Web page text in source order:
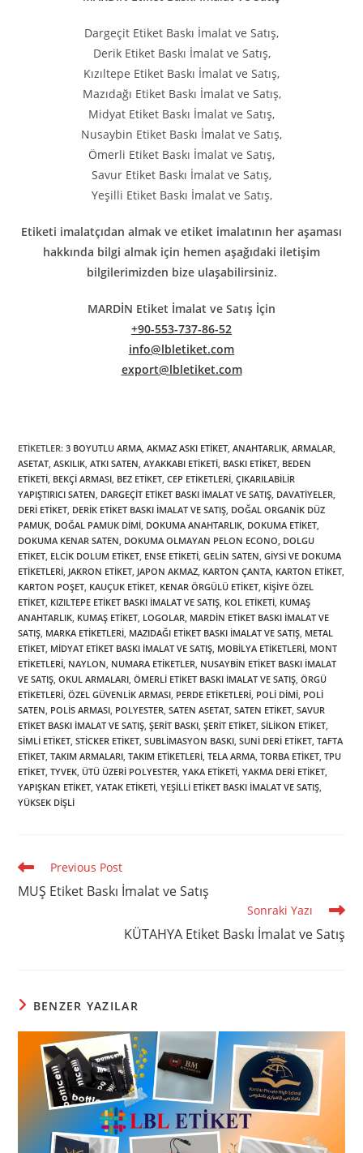
Dargeçit Etiket Baskı İmalat ve Satış,
Derik Etiket Baskı İmalat ve Satış,
Kızıltepe Etiket Baskı İmalat ve Satış,
Mazıdağı Etiket Baskı İmalat ve Satış,
Midyat Etiket Baskı İmalat ve Satış,
Nusaybin Etiket Baskı İmalat ve Satış,
Ömerli Etiket Baskı İmalat ve Satış,
Savur Etiket Baskı İmalat ve Satış,
Yeşilli Etiket Baskı İmalat ve Satış,
Etiketi imalatçıdan almak ve etiket imalatının her aşaması
hakkında bilgi almak için hemen aşağıdaki iletişim
bilgilerimizden bize ulaşabilirsiniz.
MARDİN Etiket İmalat ve Satış İçin
+90-553-737-86-52
info@lbletiket.com
export@lbletiket.com
ETIKETLER:3 BOYUTLU ARMA, AKMAZ ASKI ETIKET, ANAHTARLIK, ARMALAR,
ASETAT, ASKILIK, ATKI SATEN, AYAKKABI ETIKETI, BASKI ETIKET, BEDEN
ETIKETI, BEKÇI ARMASI, BEZ ETIKET, CEP ETIKETLERI, ÇIKARILABILIR
YAPIŞTIRICI SATEN, DARGEÇIT ETIKET BASKI İMALAT VE SATIŞ, DAVATIYELER,
DERI ETIKET, DERIK ETIKET BASKI İMALAT VE SATIŞ, DOĞAL ORGANIK DÜZ
PAMUK, DOĞAL PAMUK DIMI, DOKUMA ANAHTARLIK, DOKUMA ETIKET,
DOKUMA KENAR SATEN, DOKUMA OLMAYAN PELON ECONO, DOLGU
ETIKET, ELCIK DOLUM ETIKET, ENSE ETIKETI, GELIN SATEN, GIYSI VE DOKUMA
ETIKETLERI, JAKRON ETIKET, JAPON AKMAZ, KARTON ÇANTA, KARTON ETIKET,
KARTON POŞET, KAUÇUK ETIKET, KENAR ÖRGÜLÜ ETIKET, KIŞIYE ÖZEL
ETIKET, KIZILTEPE ETIKET BASKI İMALAT VE SATIŞ, KOL ETIKETI, KUMAŞ
ANAHTARLIK, KUMAŞ ETIKET, LOGOLAR, MARDİN ETIKET BASKI İMALAT VE
SATIŞ, MARKA ETIKETLERI, MAZIDAĞI ETIKET BASKI İMALAT VE SATIŞ, METAL
ETIKET, MIDYAT ETIKET BASKI İMALAT VE SATIŞ, MOBILYA ETIKETLERI, MONT
ETIKETLERI, NAYLON, NUMARA ETIKETLER, NUSAYBIN ETIKET BASKI İMALAT
VE SATIŞ, OKUL ARMALARI, ÖMERLI ETIKET BASKI İMALAT VE SATIŞ, ÖRGÜ
ETIKETLERI, ÖZEL GÜVENLIK ARMASI, PERDE ETIKETLERI, POLI DIMI, POLI
SATEN, POLIS ARMASI, POLYESTER, SATEN ASETAT, SATEN ETIKET, SAVUR
ETIKET BASKI İMALAT VE SATIŞ, ŞERIT BASKI, ŞERIT ETIKET, SILIKON ETIKET,
SIMLI ETIKET, STICKER ETIKET, SUBLIMASYON BASKI, SUNI DERI ETIKET, TAFTA
ETIKET, TAKIM ARMALARI, TAKIM ETIKETLERI, TELA ARMA, TORBA ETIKET, TPU
ETIKET, TYVEK, ÜTÜ ÜZERI POLYESTER, YAKA ETIKETI, YAKMA DERI ETIKET,
YAPIŞKAN ETIKET, YATAK ETIKETI, YEŞILLI ETIKET BASKI İMALAT VE SATIŞ,
YÜKSEK DIŞLI
Read
articles
Previous Post
MUŞ Etiket Baskı İmalat ve Satış
Sonraki Yazı
KÜTAHYA Etiket Baskı İmalat ve Satış
BENZER YAZILAR